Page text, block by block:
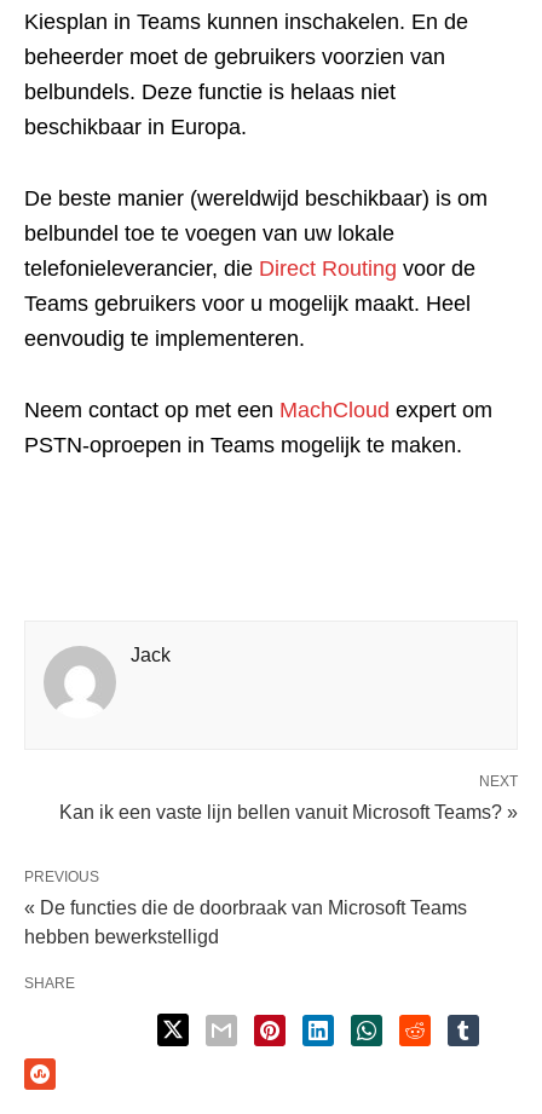
Kiesplan in Teams kunnen inschakelen. En de
beheerder moet de gebruikers voorzien van
belbundels. Deze functie is helaas niet
beschikbaar in Europa.
De beste manier (wereldwijd beschikbaar) is om
belbundel toe te voegen van uw lokale
telefonieleverancier, die Direct Routing voor de
Teams gebruikers voor u mogelijk maakt. Heel
eenvoudig te implementeren.
Neem contact op met een MachCloud expert om
PSTN-oproepen in Teams mogelijk te maken.
Jack
NEXT
Kan ik een vaste lijn bellen vanuit Microsoft Teams? »
PREVIOUS
« De functies die de doorbraak van Microsoft Teams
hebben bewerkstelligd
SHARE